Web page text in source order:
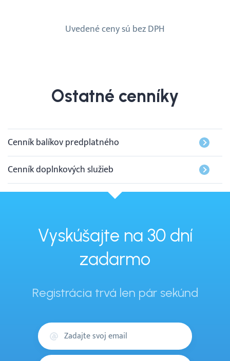
Uvedené ceny sú bez DPH
Ostatné cenníky
Cenník balíkov predplatného
Cenník doplnkových služieb
Vyskúšajte na 30 dní
zadarmo
Registrácia trvá len pár sekúnd
Váš
email